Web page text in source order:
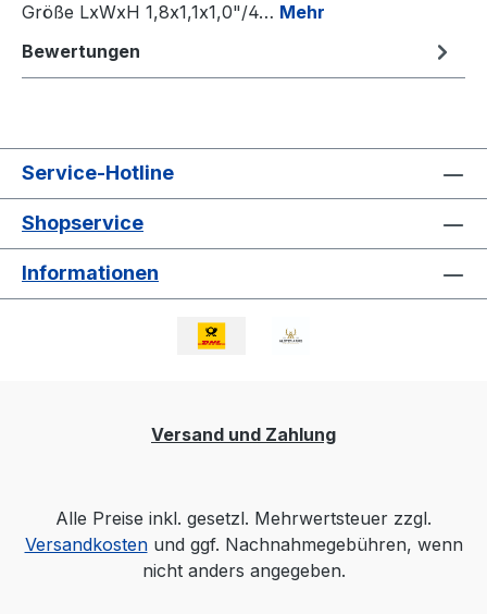
Größe LxWxH 1,8x1,1x1,0"/4… Mehr
Bewertungen
Service-Hotline
Shopservice
Informationen
Versand und Zahlung
Alle Preise inkl. gesetzl. Mehrwertsteuer zzgl.
Versandkostenund ggf. Nachnahmegebühren, wenn
nicht anders angegeben.